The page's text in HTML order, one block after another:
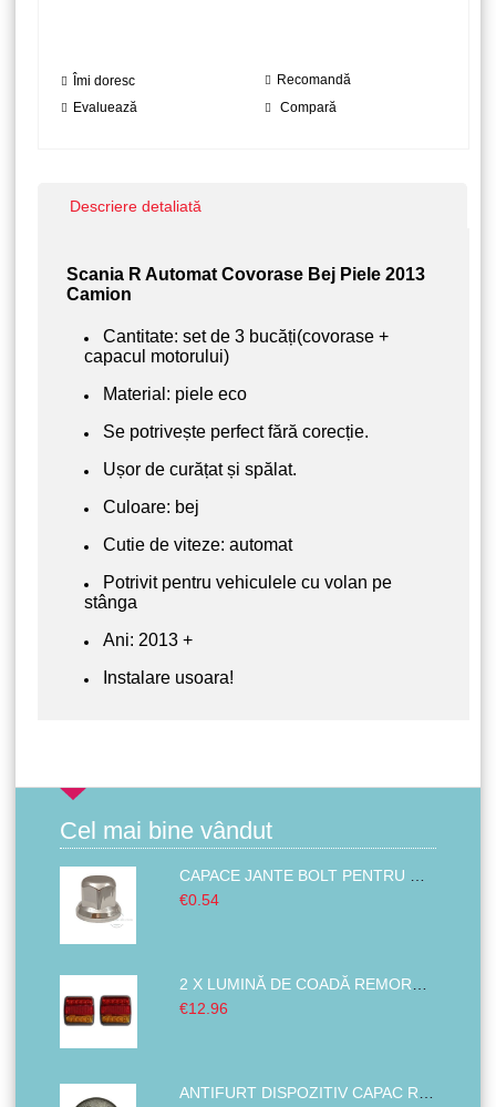
Îmi doresc
Recomandă
Evaluează
Compară
Descriere detaliată
Scania R Automat Covorase Bej Piele 2013
Camion
Cantitate: set de 3 bucăți(covorase +
capacul motorului)
Material: piele eco
Se potrivește perfect fără corecție.
Ușor de curățat și spălat.
Culoare: bej
Cutie de viteze: automat
Potrivit pentru vehiculele cu volan pe
stânga
Ani: 2013 +
Instalare usoara!
Cel mai bine vândut
€0.54
€12.96